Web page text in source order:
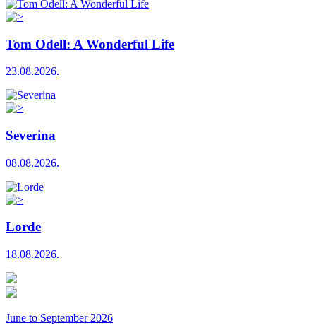
Tom Odell: A Wonderful Life
23.08.2026.
Severina
08.08.2026.
Lorde
18.08.2026.
June to September 2026